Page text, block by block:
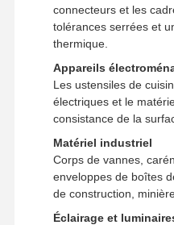
connecteurs et les
tolérances serrées et
thermique.
Appareils
Les ustensiles de
électriques et le
consistance de la
Matériel industriel
Corps de vannes,
enveloppes de boîtes
de construction,
Éclairage et